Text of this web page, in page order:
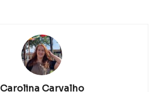
Carolina Carvalho